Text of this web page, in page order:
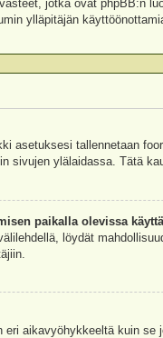
jotka ovat phpBB:n
ylläpitäjän
asetuksesi tallennetaan
sivujen ylälaidassa. Tätä
paikalla olevissa
löydät
aikavyöhykkeeltä kuin